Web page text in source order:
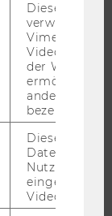
Dieses
verwendet,
Vimeo-
der WU-
ermöglichen
andere nicht
bezeichnete
Dieses
Daten von
Videos